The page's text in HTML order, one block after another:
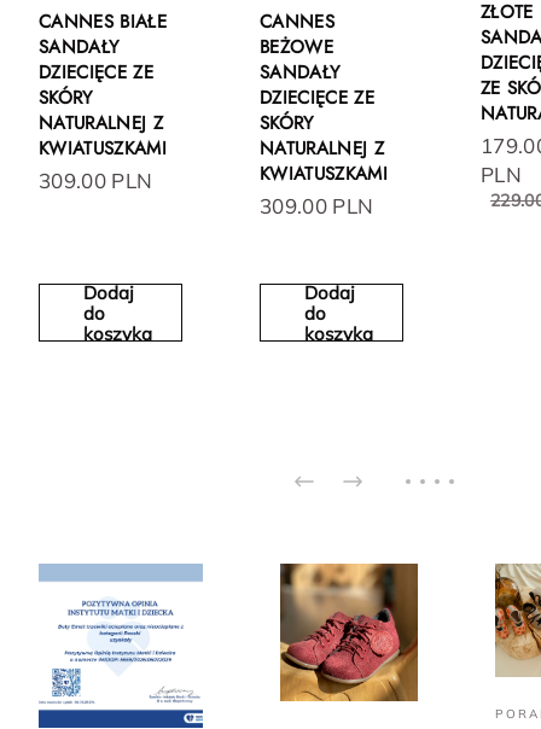
CANNES BIAŁE
SANDAŁY
DZIECIĘCE ZE
SKÓRY
NATURALNEJ Z
KWIATUSZKAMI
309.00 PLN
Dodaj
do
koszyka
CANNES
BEŻOWE
SANDAŁY
DZIECIĘCE ZE
SKÓRY
NATURALNEJ Z
KWIATUSZKAMI
309.00 PLN
Dodaj
do
koszyka
ZŁOTE
ZE
PLN